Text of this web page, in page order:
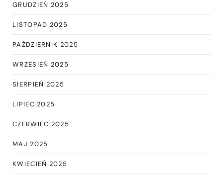
GRUDZIEŃ 2025
LISTOPAD 2025
PAŹDZIERNIK 2025
WRZESIEŃ 2025
SIERPIEŃ 2025
LIPIEC 2025
CZERWIEC 2025
MAJ 2025
KWIECIEŃ 2025